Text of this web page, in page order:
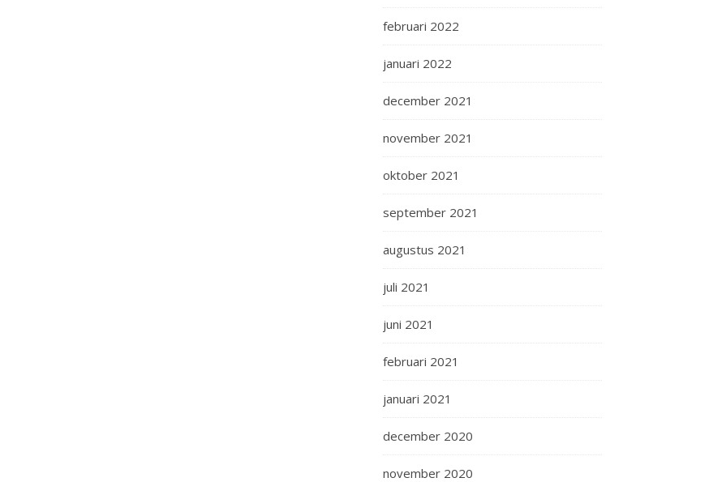
februari 2022
januari 2022
december 2021
november 2021
oktober 2021
september 2021
augustus 2021
juli 2021
juni 2021
februari 2021
januari 2021
december 2020
november 2020